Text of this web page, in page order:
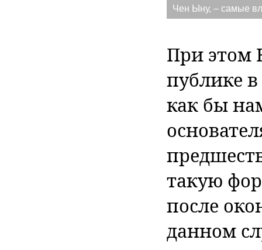
Чен Ыну, – самые
При этом
публике
как бы
такую
после
данном